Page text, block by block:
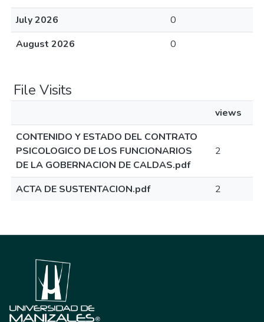
July 2026
0
August 2026
0
File Visits
views
CONTENIDO Y ESTADO DEL CONTRATO
PSICOLOGICO DE LOS FUNCIONARIOS
DE LA GOBERNACION DE CALDAS.pdf
2
ACTA DE SUSTENTACION.pdf 2